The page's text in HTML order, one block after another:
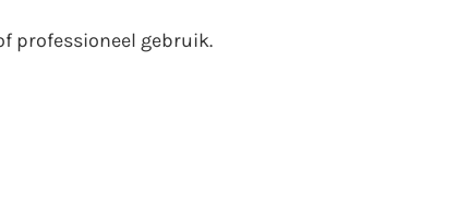
professioneel gebruik.